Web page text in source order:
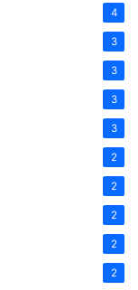
4
3
3
3
3
2
2
2
2
2